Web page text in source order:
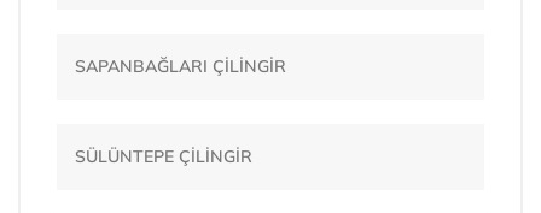
SAPANBAĞLARI ÇİLİNGİR
SÜLÜNTEPE ÇİLİNGİR